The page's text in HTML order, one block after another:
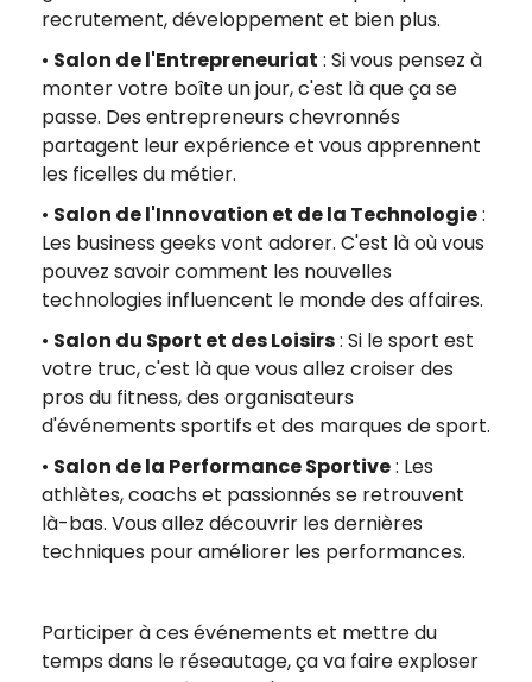
recrutement, développement et bien plus.
• Salon de l'Entrepreneuriat : Si vous pensez à
monter votre boîte un jour, c'est là que ça se
passe. Des entrepreneurs chevronnés
partagent leur expérience et vous apprennent
les ficelles du métier.
• Salon de l'Innovation et de la Technologie:
Les business geeks vont adorer. C'est là où vous
pouvez savoir comment les nouvelles
technologies influencent le monde des affaires.
• Salon du Sport et des Loisirs: Si le sport est
votre truc, c'est là que vous allez croiser des
pros du fitness, des organisateurs
d'événements sportifs et des marques de sport.
• Salon de la Performance Sportive: Les
athlètes, coachs et passionnés se retrouvent
là-bas. Vous allez découvrir les dernières
techniques pour améliorer les performances.
Participer à ces événements et mettre du
temps dans le réseautage, ça va faire exploser